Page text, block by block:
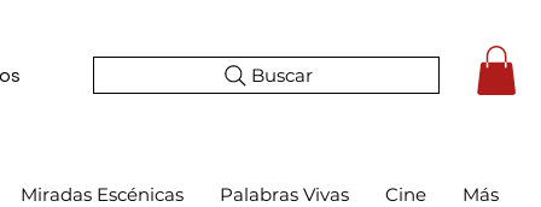
Buscar
Miradas Escénicas Palabras Vivas Cine Más